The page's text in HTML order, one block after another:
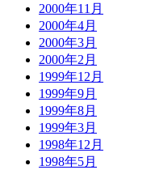
2000年11月
2000年4月
2000年3月
2000年2月
1999年12月
1999年9月
1999年8月
1999年3月
1998年12月
1998年5月